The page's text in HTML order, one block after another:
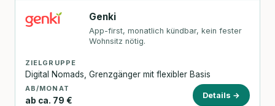
Genki
App-first, monatlich kündbar, kein fester
Wohnsitz nötig.
ZIELGRUPPE
Digital Nomads, Grenzgänger mit flexibler Basis
AB/MONAT
ab ca. 79 €
Details →